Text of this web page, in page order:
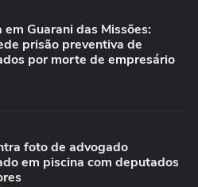
em Guarani das Missões:
prisão preventiva de
por morte de empresário
foto de advogado
em piscina com deputados